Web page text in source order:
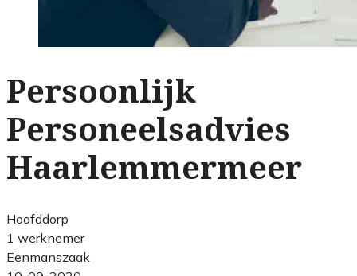
Persoonlijk
Personeelsadvies
Haarlemmermeer
Hoofddorp
1 werknemer
Eenmanszaak